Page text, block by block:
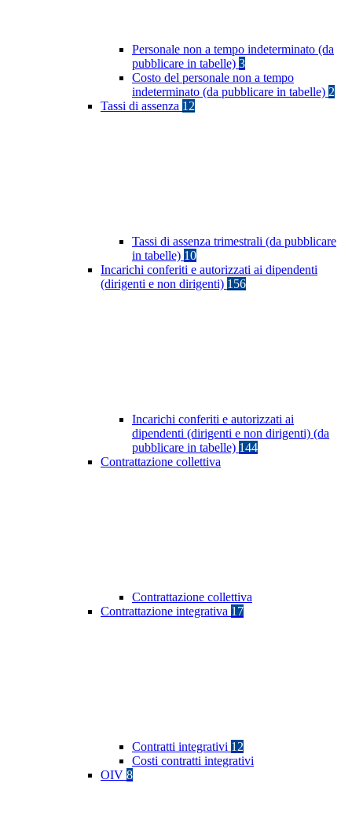
Personale non a tempo indeterminato (da
pubblicare in tabelle) 3
Costo del personale non a tempo
indeterminato (da pubblicare in tabelle) 2
Tassi di assenza 12
Tassi di assenza trimestrali (da pubblicare
in tabelle) 10
Incarichi conferiti e autorizzati ai dipendenti
(dirigenti e non dirigenti) 156
Incarichi conferiti e autorizzati ai
dipendenti (dirigenti e non dirigenti) (da
pubblicare in tabelle) 144
Contrattazione collettiva
Contrattazione collettiva
Contrattazione integrativa 17
Contratti integrativi 12
Costi contratti integrativi
OIV 8